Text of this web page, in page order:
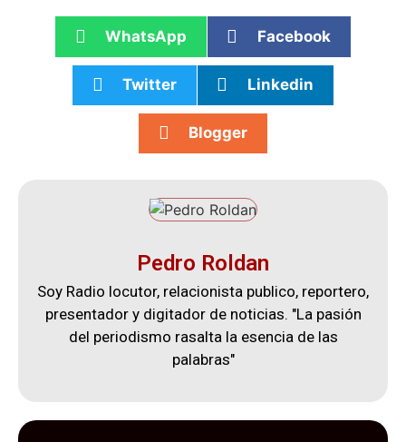
WhatsApp Facebook
Twitter Linkedin
Blogger
Pedro Roldan
Soy Radio locutor, relacionista publico, reportero,
presentador y digitador de noticias. "La pasión
del periodismo rasalta la esencia de las
palabras"